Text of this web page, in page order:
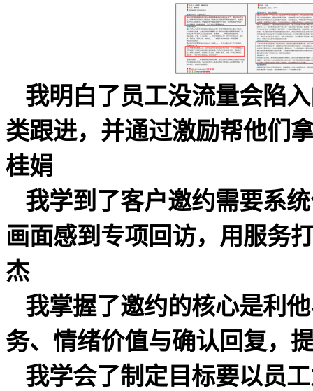
我明白了员工没流量会陷
类跟进，并通过激励帮他
桂娟
我学到了客户邀约需要系
画面感到专项回访，用服
杰
我掌握了邀约的核心是利
务、情绪价值与确认回复
我学会了制定目标要以员